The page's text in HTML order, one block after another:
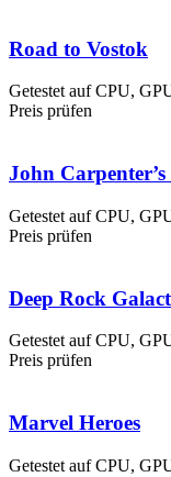
Road to Vostok
Getestet auf CPU,
Preis prüfen
John
Getestet auf CPU,
Preis prüfen
Deep Rock
Getestet auf CPU,
Preis prüfen
Marvel Heroes
Getestet auf CPU,